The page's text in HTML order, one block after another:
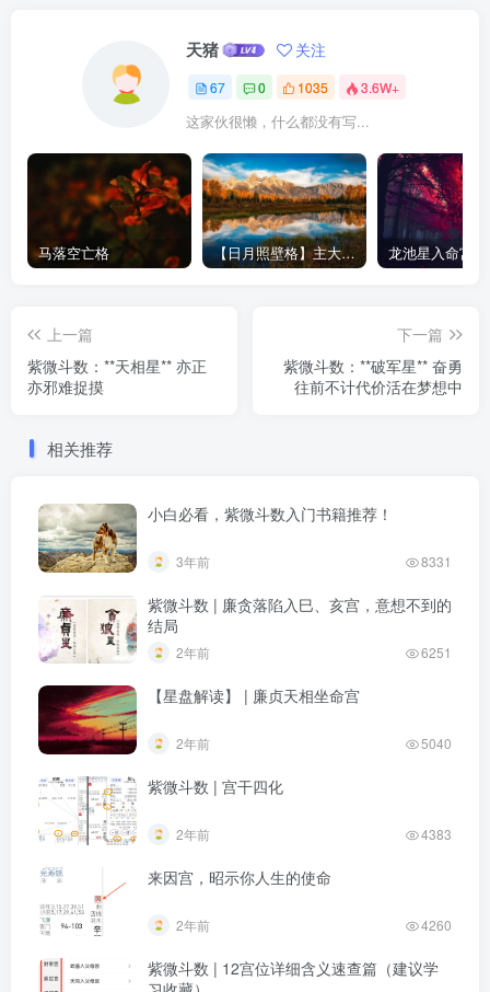
天猪 关注
67 0 1035 3.6W+
这家伙很懒，什么都没有写...
马落空亡格 【日月照壁格】主大富-紫微斗数格局
上一篇
紫微斗数：**天相星** 亦正
亦邪难捉摸
下一篇
紫微斗数：**破军星** 奋勇
往前不计代价活在梦想中
相关推荐
小白必看，紫微斗数入门书籍推荐！
3年前 8331
紫微斗数 | 廉贪落陷入巳、亥宫，意想不到的
结局
2年前 6251
【星盘解读】 | 廉贞天相坐命宫
2年前 5040
紫微斗数 | 宫干四化
2年前 4383
来因宫，昭示你人生的使命
2年前 4260
紫微斗数 | 12宫位详细含义速查篇（建议学